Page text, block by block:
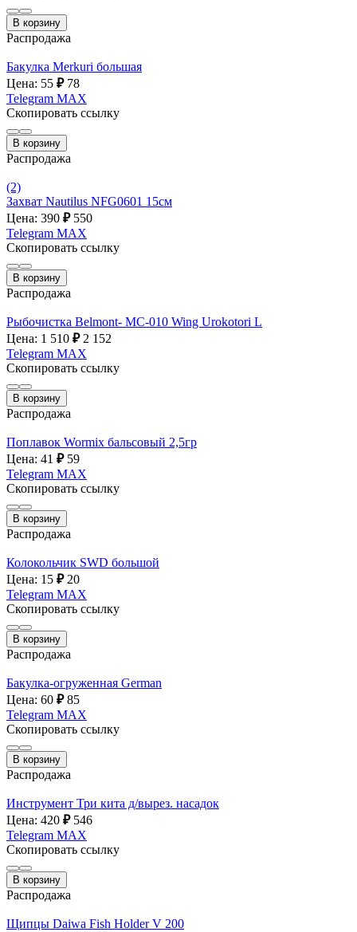
В корзину
Распродажа
Бакулка Merkuri большая
Цена: 55 ₽ 78
Telegram MAX
Скопировать ссылку
В корзину
Распродажа
(2)
Захват Nautilus NFG0601 15см
Цена: 390 ₽ 550
Telegram MAX
Скопировать ссылку
В корзину
Распродажа
Рыбочистка Belmont- MC-010 Wing Urokotori L
Цена: 1 510 ₽ 2 152
Telegram MAX
Скопировать ссылку
В корзину
Распродажа
Поплавок Wormix бальсовый 2,5гр
Цена: 41 ₽ 59
Telegram MAX
Скопировать ссылку
В корзину
Распродажа
Колокольчик SWD большой
Цена: 15 ₽ 20
Telegram MAX
Скопировать ссылку
В корзину
Распродажа
Бакулка-огруженная German
Цена: 60 ₽ 85
Telegram MAX
Скопировать ссылку
В корзину
Распродажа
Инструмент Три кита д/вырез. насадок
Цена: 420 ₽ 546
Telegram MAX
Скопировать ссылку
В корзину
Распродажа
Щипцы Daiwa Fish Holder V 200